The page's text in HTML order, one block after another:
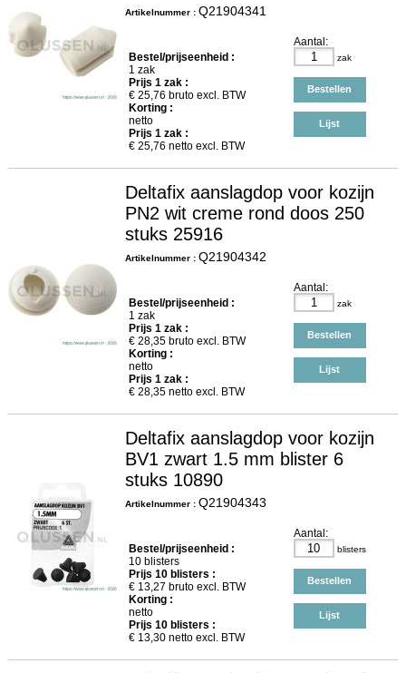
Artikelnummer : Q21904341
Bestel/prijseenheid :
1 zak
Prijs 1zak :
€ 25,76 bruto excl. BTW
Korting :
netto
Prijs 1zak :
€ 25,76 netto excl. BTW
Aantal:
zak
Bestellen
Lijst
Deltafix aanslagdop voor kozijn
PN2 wit creme rond doos 250
stuks 25916
Artikelnummer : Q21904342
Bestel/prijseenheid :
1 zak
Prijs 1zak :
€ 28,35bruto excl. BTW
Korting :
netto
Prijs 1zak :
€ 28,35netto excl. BTW
Aantal:
zak
Bestellen
Lijst
Deltafix aanslagdop voor kozijn
BV1 zwart 1.5 mm blister 6
stuks 10890
Artikelnummer : Q21904343
Bestel/prijseenheid :
10 blisters
Prijs 10blisters :
€ 13,27 bruto excl. BTW
Korting :
netto
Prijs 10blisters :
€ 13,30netto excl. BTW
Aantal:
blisters
Bestellen
Lijst